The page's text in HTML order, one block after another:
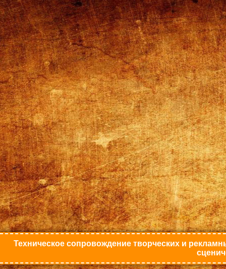
Техническое сопровождение творческих и